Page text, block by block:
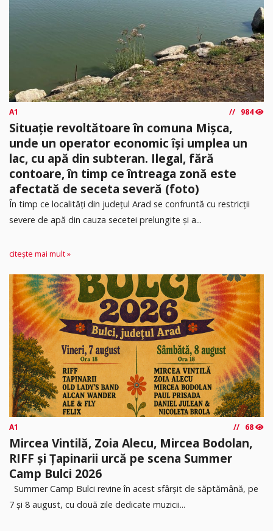
A1 984
Situație revoltătoare în comuna Mișca,
unde un operator economic își umplea un
lac, cu apă din subteran. Ilegal, fără
contoare, în timp ce întreaga zonă este
afectată de seceta severă (foto)
În timp ce localități din județul Arad se confruntă cu restricții
severe de apă din cauza secetei prelungite și a...
citește mai mult »
A1 68
Mircea Vintilă, Zoia Alecu, Mircea Bodolan,
RIFF și Țapinarii urcă pe scena Summer
Camp Bulci 2026
Summer Camp Bulci revine în acest sfârșit de săptămână, pe
7 și 8 august, cu două zile dedicate muzicii...